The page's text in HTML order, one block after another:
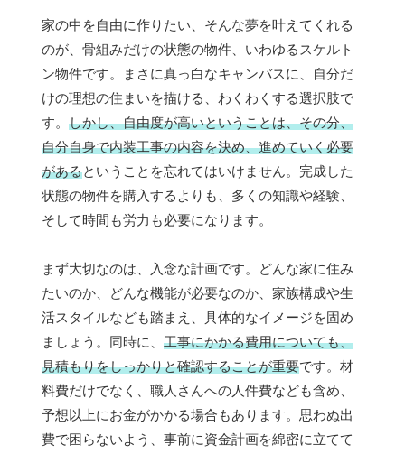
家の中を自由に作りたい、そんな夢を叶えてくれる
のが、骨組みだけの状態の物件、いわゆるスケルト
ン物件です。まさに真っ白なキャンバスに、自分だ
けの理想の住まいを描ける、わくわくする選択肢で
す。 しかし、自由度が高いということは、その分、
自分自身で内装工事の内容を決め、進めていく必要
があるということを忘れてはいけません。完成した
状態の物件を購入するよりも、多くの知識や経験、
そして時間も労力も必要になります。
まず大切なのは、入念な計画です。どんな家に住み
たいのか、どんな機能が必要なのか、家族構成や生
活スタイルなども踏まえ、具体的なイメージを固め
ましょう。同時に、 工事にかかる費用についても、
見積もりをしっかりと確認することが重要です。材
料費だけでなく、職人さんへの人件費なども含め、
予想以上にお金がかかる場合もあります。思わぬ出
費で困らないよう、事前に資金計画を綿密に立てて